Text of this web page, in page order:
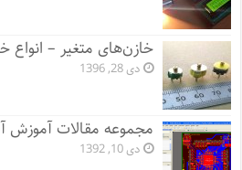
خازن‌های متغیر – انواع
دی 28, 1396
مجموعه مقالات آموزش
دی 10, 1392